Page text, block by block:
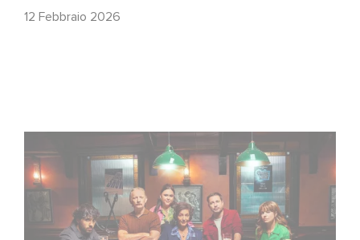
12 Febbraio 2026
When Broken Hearts Want Revenge: Welcome to The
Revenge Club